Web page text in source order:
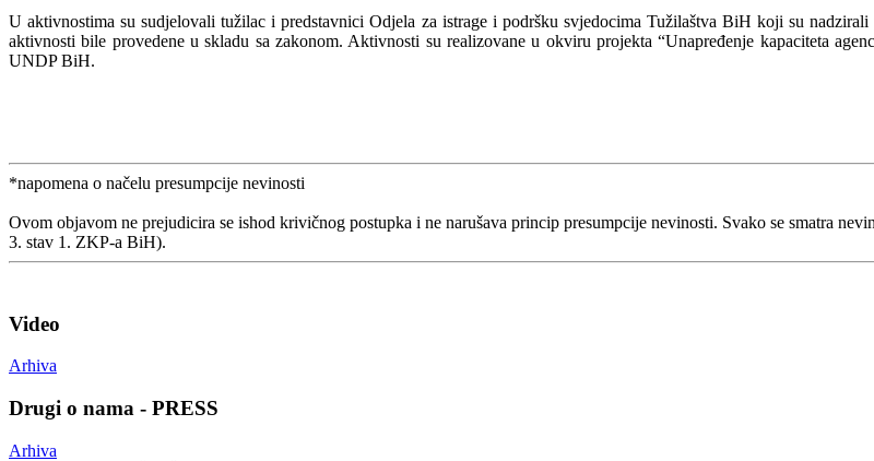
U aktivnostima su sudjelovali tužilac i predstavnici Odjela za istrage i podršku svjedocima Tužilaštva BiH koji su
aktivnosti bile provedene u skladu sa zakonom. Aktivnosti su realizovane u okviru projekta “Unapređenje kapaciteta
UNDP BiH.
*napomena o načelu presumpcije nevinosti
Ovom objavom ne prejudicira se ishod krivičnog postupka i ne narušava princip presumpcije nevinosti. Svako se smatra
3. stav 1. ZKP-a BiH).
Video
Arhiva
Drugi o nama - PRESS
Arhiva